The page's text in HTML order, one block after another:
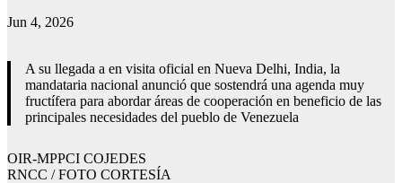
Jun 4, 2026
A su llegada a en visita oficial en Nueva Delhi, India, la
mandataria nacional anunció que sostendrá una agenda muy
fructífera para abordar áreas de cooperación en beneficio de las
principales necesidades del pueblo de Venezuela
OIR-MPPCI COJEDES
RNCC / FOTO CORTESÍA